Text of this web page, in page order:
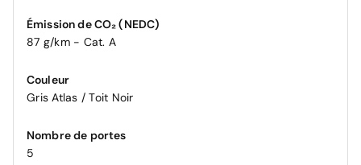
Émission de CO₂ (NEDC)
87 g/km - Cat. A
Couleur
Gris Atlas / Toit Noir
Nombre de portes
5